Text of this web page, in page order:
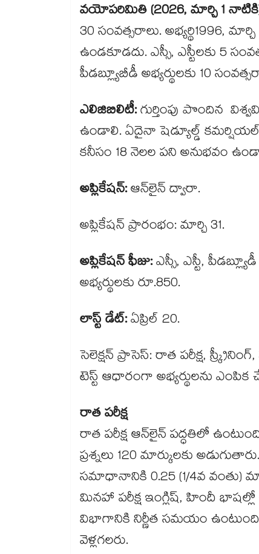
వయోపరిమితి (2026, మార్చి 1
30 సంవత్సరాలు. అభ్యర్థి1996,
ఉండకూడదు. ఎస్సీ, ఎస్టీలకు 5
పీడబ్ల్యూబీడీ అభ్యర్థులకు 10
ఎలిజిబిలిటీ:గుర్తింపు పొందిన
ఉండాలి. ఏదైనా షెడ్యూల్డ్
కనీసం 18 నెలల పని అనుభవం
అప్లికేషన్:ఆన్​లైన్ ద్వారా.
అప్లికేషన్ ప్రారంభం: మార్చి 31.
అప్లికేషన్ ఫీజు:ఎస్సీ, ఎస్టీ,
అభ్యర్థులకు రూ.850.
లాస్ట్ డేట్:ఏప్రిల్ 20.
సెలెక్షన్ ప్రాసెస్: రాత పరీక్ష,
టెస్ట్ ఆధారంగా అభ్యర్థులను ఎంపిక
రాత పరీక్ష
రాత పరీక్ష ఆన్​లైన్ పద్ధతిలో
ప్రశ్నలు 120 మార్కులకు
సమాధానానికి 0.25 (1/4వ వంతు)
మినహా పరీక్ష ఇంగ్లిష్, హిందీ
విభాగానికి నిర్ణీత సమయం
వెళ్లగలరు.